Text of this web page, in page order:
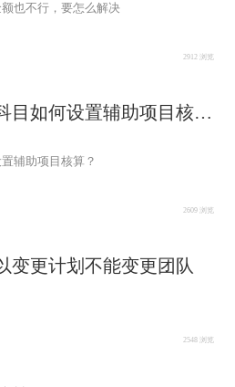
怎么解决
也不行，要怎么解决
2912 浏览
目如何设置辅助项目核
辅助项目核算？
2609 浏览
变更计划不能变更团队
2548 浏览